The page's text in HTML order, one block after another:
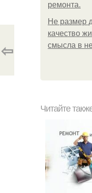
ремонта.
Не размер
качество
смысла в
⇦
Читайте